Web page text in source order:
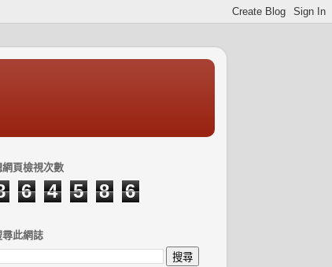
網頁檢視次數
6 4 5 8 6
尋此網誌